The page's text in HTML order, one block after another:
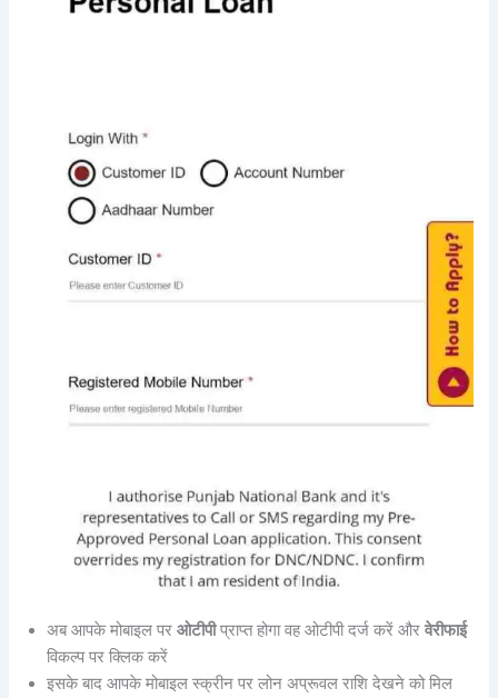
अब आपके मोबाइल परओटीपीप्राप्त होगा वह ओटीपी दर्ज करें औरवेरीफाई
विकल्प पर क्लिक करें
इसके बाद आपके मोबाइल स्क्रीन पर लोन अप्रूवल राशि देखने को मिल